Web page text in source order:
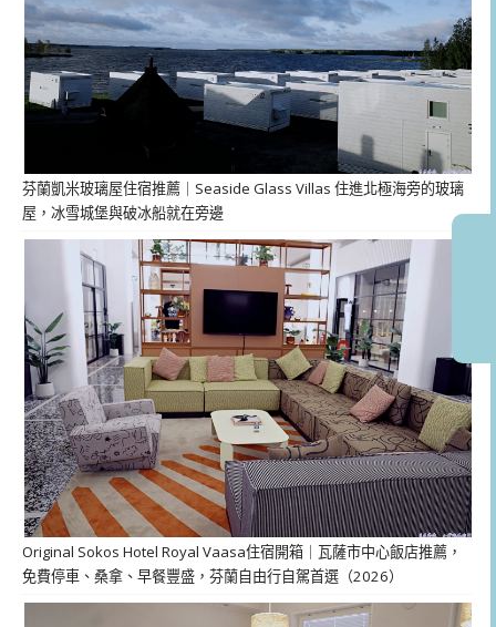
芬蘭凱米玻璃屋住宿推薦｜Seaside Glass Villas 住進北極海旁的玻璃
屋，冰雪城堡與破冰船就在旁邊
Original Sokos Hotel Royal Vaasa住宿開箱｜瓦薩市中心飯店推薦，
免費停車、桑拿、早餐豐盛，芬蘭自由行自駕首選（2026）